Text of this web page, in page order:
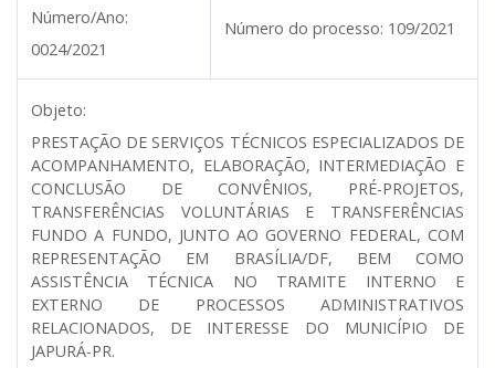
Número/Ano:
0024/2021
Número do processo: 109/2021
Objeto:
PRESTAÇÃO DE SERVIÇOS TÉCNICOS ESPECIALIZADOS DE
ACOMPANHAMENTO, ELABORAÇÃO, INTERMEDIAÇÃO E
CONCLUSÃO DE CONVÊNIOS, PRÉ-PROJETOS,
TRANSFERÊNCIAS VOLUNTÁRIAS E TRANSFERÊNCIAS
FUNDO A FUNDO, JUNTO AO GOVERNO FEDERAL, COM
REPRESENTAÇÃO EM BRASÍLIA/DF, BEM COMO
ASSISTÊNCIA TÉCNICA NO TRAMITE INTERNO E
EXTERNO DE PROCESSOS ADMINISTRATIVOS
RELACIONADOS, DE INTERESSE DO MUNICÍPIO DE
JAPURÁ-PR.